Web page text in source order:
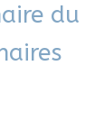
du